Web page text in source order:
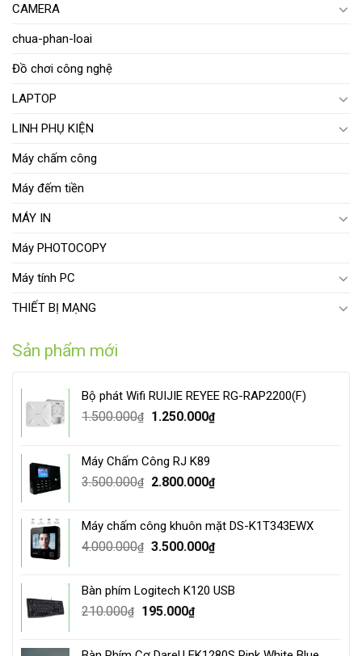
CAMERA
chua-phan-loai
Đồ chơi công nghệ
LAPTOP
LINH PHỤ KIỆN
Máy chấm công
Máy đếm tiền
MÁY IN
Máy PHOTOCOPY
Máy tính PC
THIẾT BỊ MẠNG
Sản phẩm mới
Bộ phát Wifi RUIJIE REYEE RG-RAP2200(F)
1.500.000₫
Original
1.500.000₫.
1.250.000₫Current
Máy Chấm Công RJ K89
3.500.000₫
Original
3.500.000₫.
2.800.000₫Current
2.800.000₫.
Máy chấm công khuôn mặt DS-K1T343EWX
4.000.000₫ Original
4.000.000₫.
3.500.000₫Current
3.500.000₫.
Bàn phím Logitech K120 USB
210.000₫
Original
195.000₫Current